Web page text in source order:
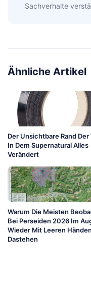
Sachverhalte
Ähnliche Artikel
Der Unsichtbare Rand Der
In Dem Supernatural Alles
Verändert
Warum Die Meisten
Bei Perseiden 2026 Im
Wieder Mit Leeren Händen
Dastehen